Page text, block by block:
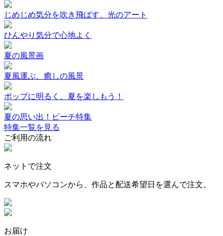
じめじめ気分を吹き飛ばす、光のアート
ひんやり気分で心地よく
夏の風景画
夏風運ぶ、癒しの風景
ポップに明るく、夏を楽しもう！
夏の思い出！ビーチ特集
特集一覧を見る
ご利用の流れ
ネットで注文
スマホやパソコンから、作品と配送希望日を選んで注文。
お届け